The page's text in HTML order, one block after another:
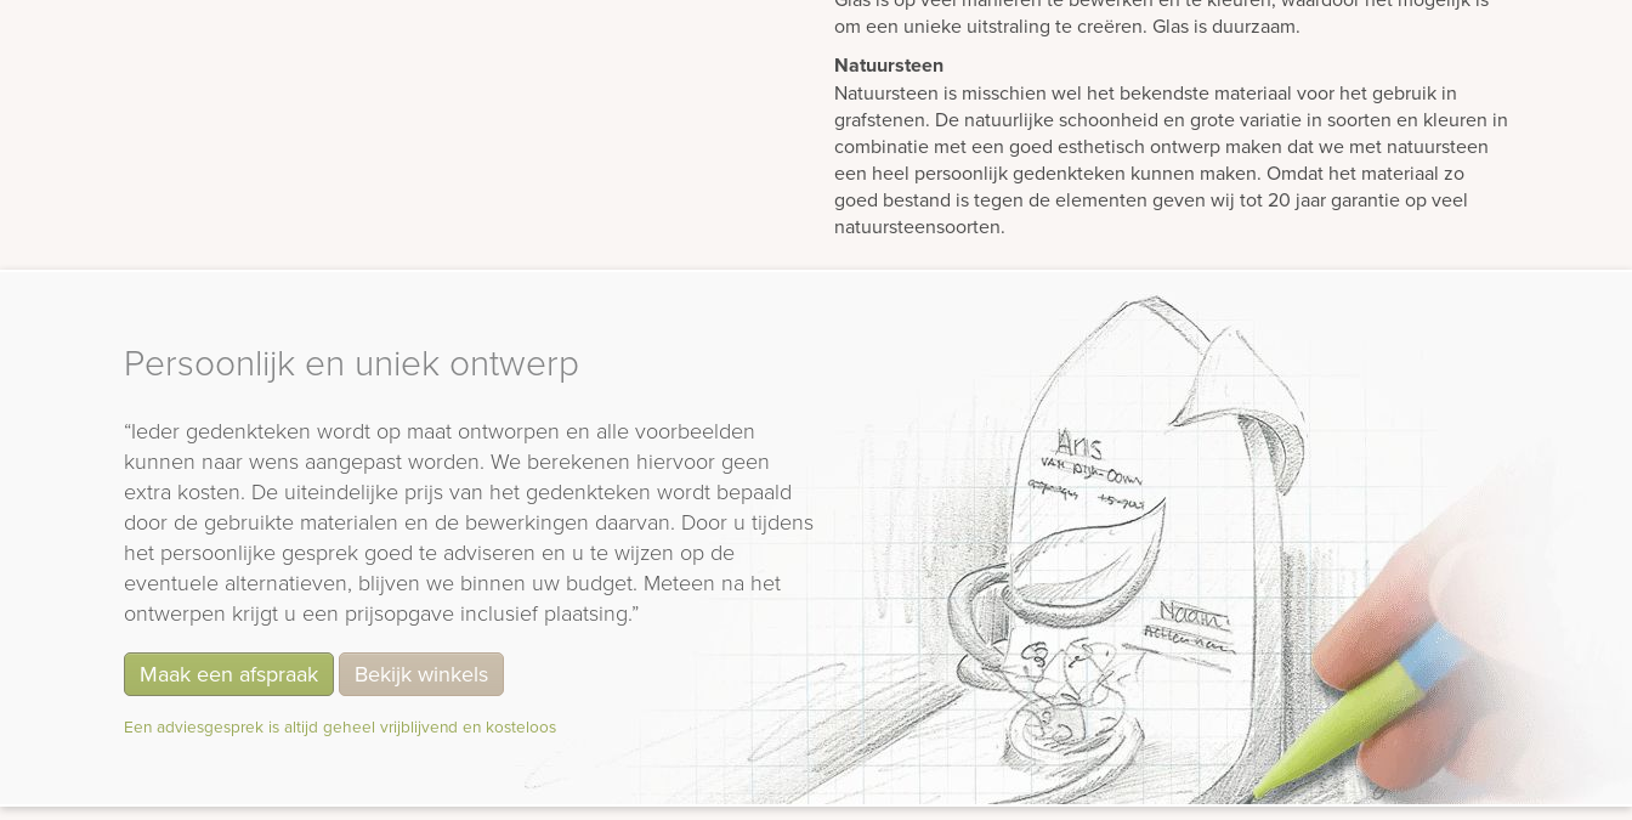
om een unieke uitstraling te creëren. Glas is duurzaam.
Natuursteen
Natuursteen is misschien wel het bekendste materiaal voor het gebruik in
grafstenen. De natuurlijke schoonheid en grote variatie in soorten en kleuren in
combinatie met een goed esthetisch ontwerp maken dat we met natuursteen
een heel persoonlijk gedenkteken kunnen maken. Omdat het materiaal zo
goed bestand is tegen de elementen geven wij tot 20 jaar garantie op veel
natuursteensoorten.
Persoonlijk en uniek ontwerp
“Ieder gedenkteken wordt op maat ontworpen en alle voorbeelden
kunnen naar wens aangepast worden. We berekenen hiervoor geen
extra kosten. De uiteindelijke prijs van het gedenkteken wordt bepaald
door de gebruikte materialen en de bewerkingen daarvan. Door u tijdens
het persoonlijke gesprek goed te adviseren en u te wijzen op de
eventuele alternatieven, blijven we binnen uw budget. Meteen na het
ontwerpen krijgt u een prijsopgave inclusief plaatsing.”
Maak een afspraak Bekijk winkels
Een adviesgesprek is altijd geheel vrijblijvend en kosteloos